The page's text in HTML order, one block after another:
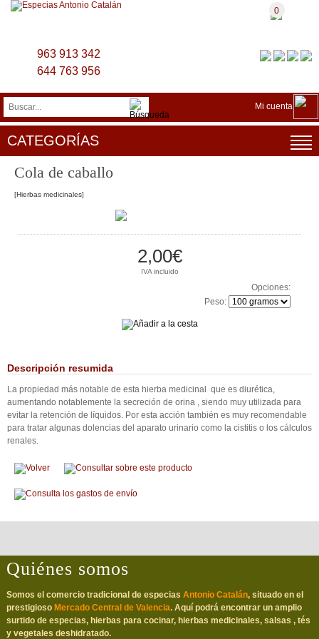
0
963 913 342
644 763 956
Mi cuenta
CATEGORÍAS
Cola de caballo
[Hierbas medicinales]
2,00€
IVA incluido
Opciones:
Peso:
Descripción resumida
La propiedad más notable de esta hierba medicinal que es diurética,
aumentando notablemente la secreción de orina , siendo muy utilizada para
evitar la retención de líquidos. Por esta acción también es muy recomendable
para tratar algunas dolencias del aparato urinario como la cistitis o los cálculos
renales.
Quiénes somos
Somos el comercio tradicional de especias Antonio Catalán, situado en el
prestigioso Mercado Central de Valencia. Aquí podrá encontrar un amplio
surtido de especias, hierbas para cocinar, hierbas medicinales, salsas , tés
y vegetales deshidratado.